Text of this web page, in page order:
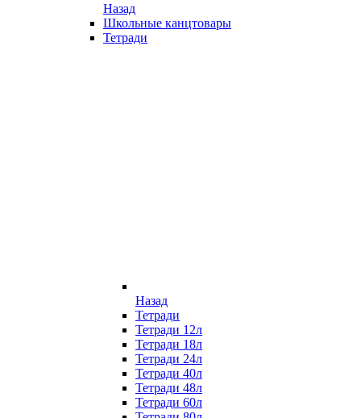
Назад
Школьные канцтовары
Тетради
Назад
Тетради
Тетради 12л
Тетради 18л
Тетради 24л
Тетради 40л
Тетради 48л
Тетради 60л